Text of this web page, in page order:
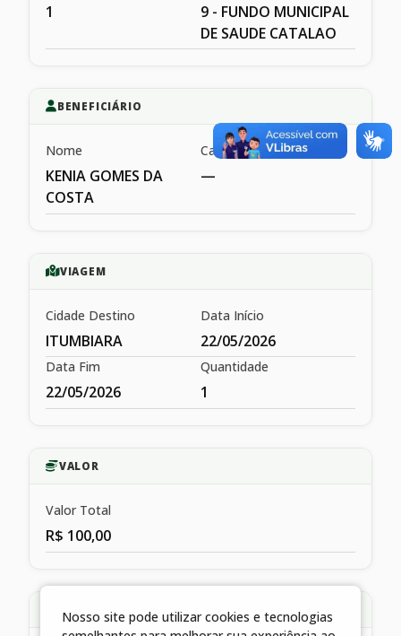
1
9 - FUNDO MUNICIPAL
DE SAUDE CATALAO
BENEFICIÁRIO
Nome
KENIA GOMES DA
COSTA
Cargo
—
VIAGEM
Cidade Destino
ITUMBIARA
Data Início
22/05/2026
Data Fim
22/05/2026
Quantidade
1
VALOR
Valor Total
R$ 100,00
HISTÓRICO
Nosso site pode utilizar cookies e tecnologias